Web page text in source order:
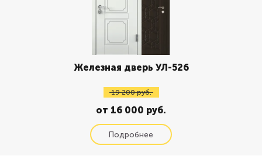
Железная дверь УЛ-526
19 200 руб.
от 16 000 руб.